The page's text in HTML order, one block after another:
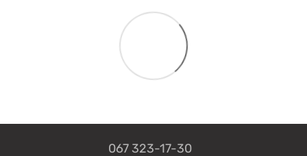
067 323-17-30